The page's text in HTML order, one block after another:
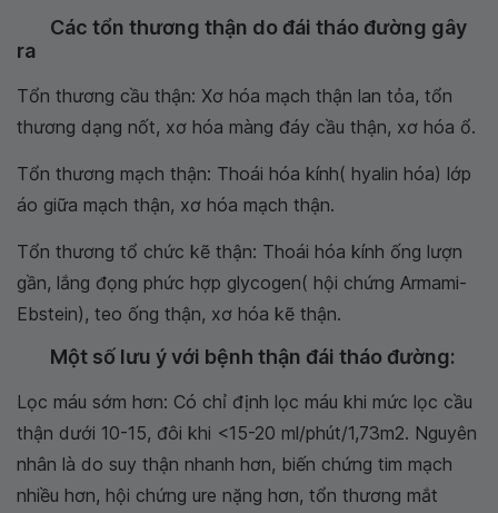
Các tổn thương thận do đái tháo đường gây
ra
Tổn thương cầu thận: Xơ hóa mạch thận lan tỏa, tổn
thương dạng nốt, xơ hóa màng đáy cầu thận, xơ hóa ổ.
Tổn thương mạch thận: Thoái hóa kính( hyalin hóa) lớp
áo giữa mạch thận, xơ hóa mạch thận.
Tổn thương tổ chức kẽ thận: Thoái hóa kính ống lượn
gần, lắng đọng phức hợp glycogen( hội chứng Armami-
Ebstein), teo ống thận, xơ hóa kẽ thận.
Một số lưu ý với bệnh thận đái tháo đường:
Lọc máu sớm hơn: Có chỉ định lọc máu khi mức lọc cầu
thận dưới 10-15, đôi khi <15-20 ml/phút/1,73m2. Nguyên
nhân là do suy thận nhanh hơn, biến chứng tim mạch
nhiều hơn, hội chứng ure nặng hơn, tổn thương mắt